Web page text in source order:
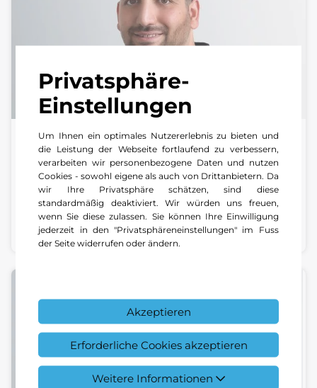
Privatsphäre-
Einstellungen
Um Ihnen ein optimales Nutzererlebnis zu bieten und
die Leistung der Webseite fortlaufend zu verbessern,
verarbeiten wir personenbezogene Daten und nutzen
Cookies - sowohl eigene als auch von Drittanbietern. Da
wir Ihre Privatsphäre schätzen, sind diese
standardmäßig deaktiviert. Wir würden uns freuen,
wenn Sie diese zulassen. Sie können Ihre Einwilligung
jederzeit in den "Privatsphäreneinstellungen" im Fuss
der Seite widerrufen oder ändern.
Akzeptieren
Erforderliche Cookies akzeptieren
Weitere Informationen
Ulas Baysal
Serviceberater | Center Bad Säckingen
+49 7761 5606 24
E-Mail schreiben